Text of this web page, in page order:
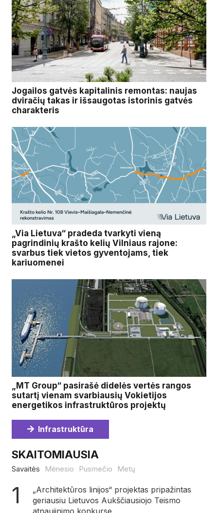
Jogailos gatvės kapitalinis remontas: naujas
dviračių takas ir išsaugotas istorinis gatvės
charakteris
„Via Lietuva“ pradeda tvarkyti vieną
pagrindinių krašto kelių Vilniaus rajone:
svarbus tiek vietos gyventojams, tiek
kariuomenei
„MT Group“ pasirašė didelės vertės rangos
sutartį vienam svarbiausių Vokietijos
energetikos infrastruktūros projektų
Infrastruktūra
SKAITOMIAUSIA
Savaitės Mėnesio Pusmečio Metų
„Architektūros linijos“ projektas pripažintas
geriausiu Lietuvos Aukščiausiojo Teismo
atnaujinimo konkurse